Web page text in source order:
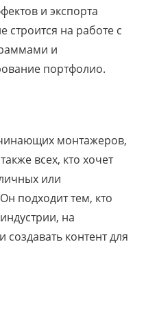
и экспорта
строится на работе с
и
портфолио.
монтажеров,
всех, кто хочет
или
подходит тем, кто
на
контент для